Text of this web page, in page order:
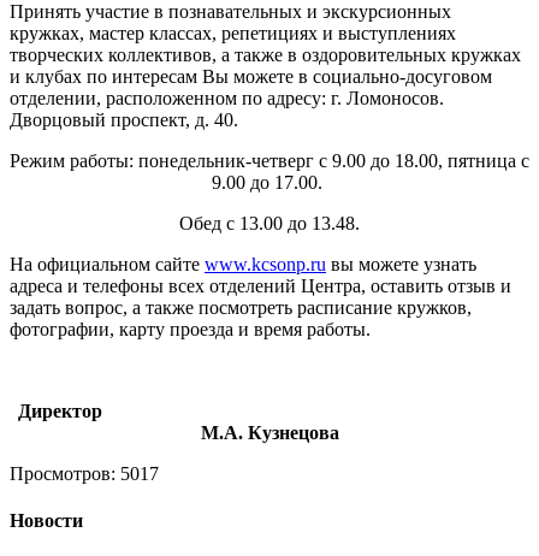
Принять участие в познавательных и экскурсионных
кружках, мастер классах, репетициях и выступлениях
творческих коллективов, а также в оздоровительных кружках
и клубах по интересам Вы можете в социально-досуговом
отделении, расположенном по адресу: г. Ломоносов.
Дворцовый проспект, д. 40.
Режим работы: понедельник-четверг с 9.00 до 18.00, пятница с
9.00 до 17.00.
Обед с 13.00 до 13.48.
На официальном сайте www.kcsonp.ru вы можете узнать
адреса и телефоны всех отделений Центра, оставить отзыв и
задать вопрос, а также посмотреть расписание кружков,
фотографии, карту проезда и время работы.
Директор
М.А. Кузнецова
Просмотров: 5017
Новости